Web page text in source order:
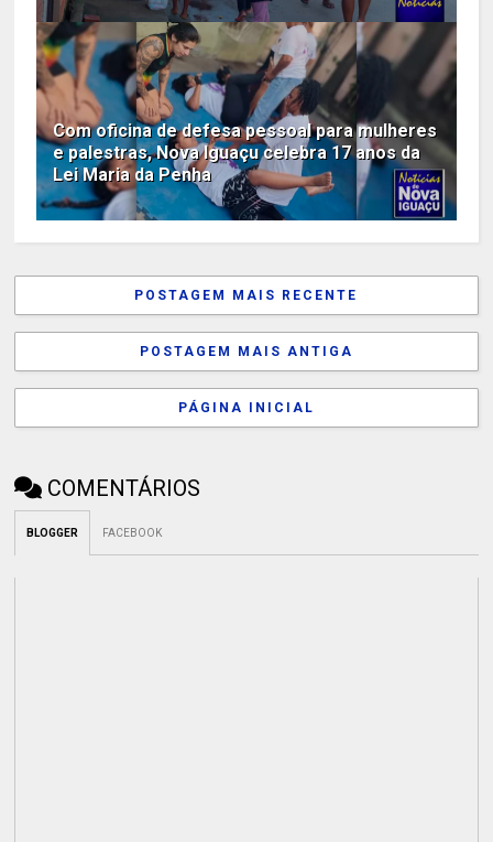
Com oficina de defesa pessoal para mulheres
e palestras, Nova Iguaçu celebra 17 anos da
Lei Maria da Penha
POSTAGEM MAIS RECENTE
POSTAGEM MAIS ANTIGA
PÁGINA INICIAL
COMENTÁRIOS
BLOGGER FACEBOOK